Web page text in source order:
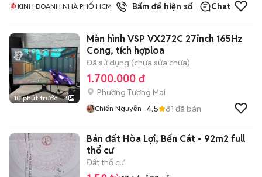
KINH DOANH NHÀ PHỐ HCM 1đã bánBấm để hiện số Chat
10 phút trước 4
Màn hình VSP VX272C 27inch 165Hz
Cong, tích hợploa
Đã sử dụng (chưa sửa chữa)
1.700.000 đ
Phường Tương Mai
Chiến Nguyễn 4.5 81 đã bán
Bán đất Hòa Lợi, Bến Cát - 92m2 full
thổ cư
Đất thổ cư